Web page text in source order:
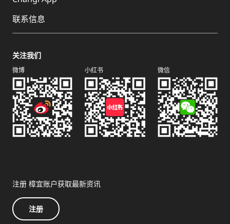
联系信息
关注我们
微博 小红书 微信
注册 樟宜账户获取最新资讯
注册